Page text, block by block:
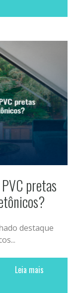
pretas
destaque
Leia mais